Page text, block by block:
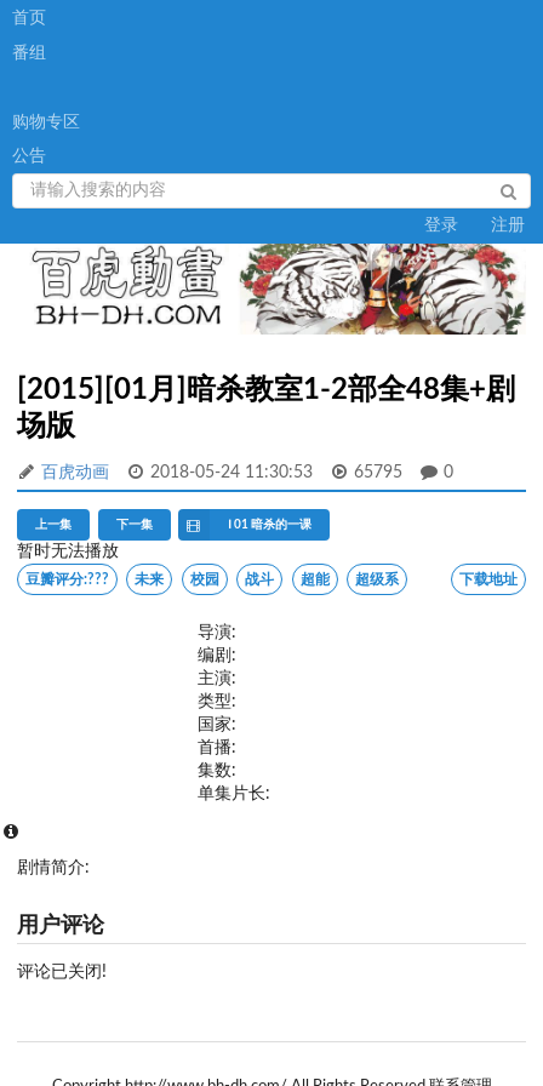
首页
番组
购物专区
公告
登录 注册
[2015][01月]暗杀教室1-2部全48集+剧
场版
百虎动画 2018-05-24 11:30:53 65795 0
上一集 下一集 Ⅰ 01 暗杀的一课
暂时无法播放
豆瓣评分:??? 未来 校园 战斗 超能 超级系 下载地址
导演:
编剧:
主演:
类型:
国家:
首播:
集数:
单集片长:
剧情简介:
用户评论
评论已关闭!